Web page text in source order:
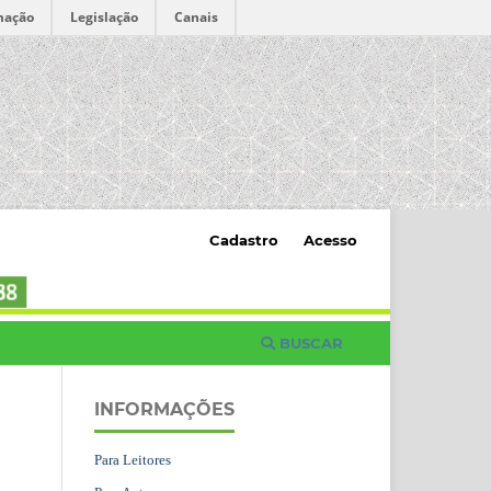
Legislação Canais
BUSCAR
Cadastro Acesso
INFORMAÇÕES
Para Leitores